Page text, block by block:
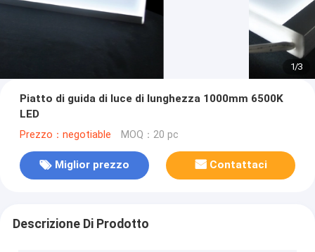
1/3
Piatto di guida di luce di lunghezza 1000mm 6500K
LED
Prezzo：negotiable MOQ：20 pc
Miglior prezzo Contattaci
Descrizione Di Prodotto